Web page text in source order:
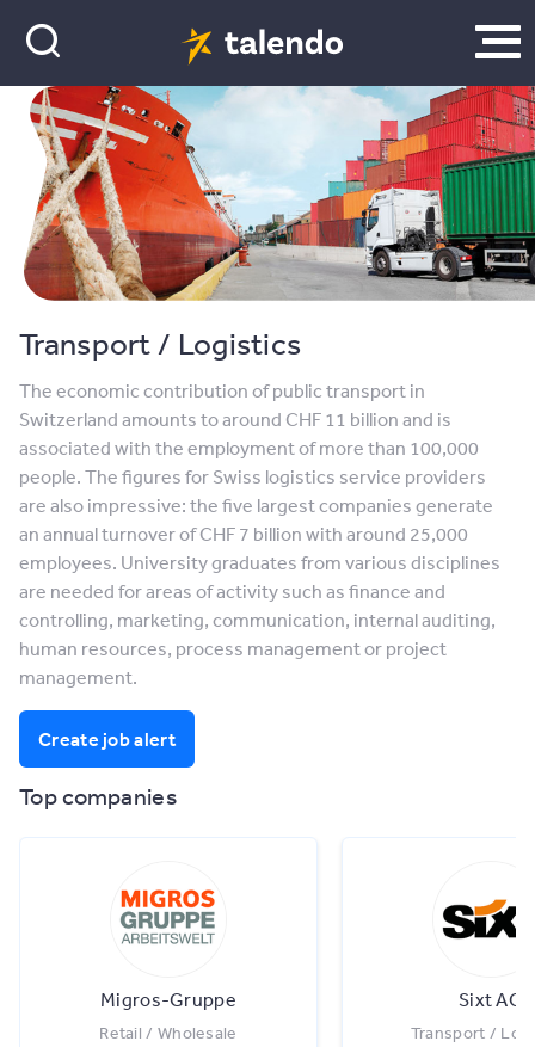
Transport / Logistics
The economic contribution of public transport in
Switzerland amounts to around CHF 11 billion and is
associated with the employment of more than 100,000
people. The figures for Swiss logistics service providers
are also impressive: the five largest companies generate
an annual turnover of CHF 7 billion with around 25,000
employees. University graduates from various disciplines
are needed for areas of activity such as finance and
controlling, marketing, communication, internal auditing,
human resources, process management or project
management.
Create job alert
Top companies
Migros-Gruppe
Retail / Wholesale
Sixt AG
Transport /